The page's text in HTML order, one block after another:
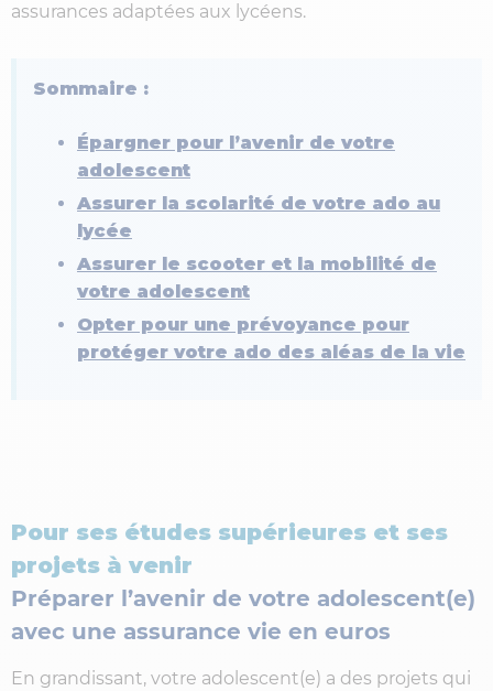
assurances adaptées aux lycéens.
Sommaire :
Épargner pour l’avenir de votre
adolescent
Assurer la scolarité de votre ado au
lycée
Assurer le scooter et la mobilité de
votre adolescent
Opter pour une prévoyance pour
protéger votre ado des aléas de la vie
Pour ses études supérieures et ses
projets à venir
Préparer l’avenir de votre adolescent(e)
avec une assurance vie en euros
En grandissant, votre adolescent(e) a des projets qui